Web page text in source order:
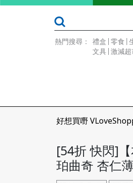
熱門搜尋： 禮盒 零食
文具 激減
好想買嘢
[54折 快閃]
珀曲奇 杏仁